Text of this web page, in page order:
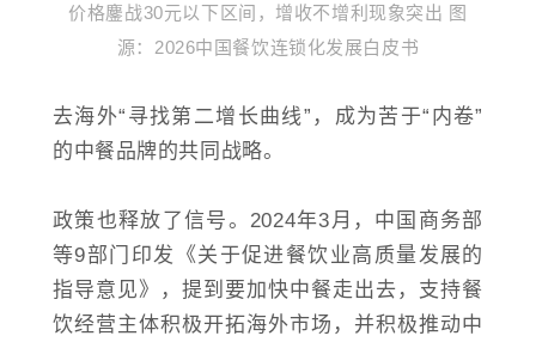
价格鏖战30元以下区间，增收不增利现象突出 图
源：2026中国餐饮连锁化发展白皮书
去海外“寻找第二增长曲线”，成为苦于“内卷”
的中餐品牌的共同战略。
政策也释放了信号。2024年3月，中国商务部
等9部门印发《关于促进餐饮业高质量发展的
指导意见》，提到要加快中餐走出去，支持餐
饮经营主体积极开拓海外市场，并积极推动中